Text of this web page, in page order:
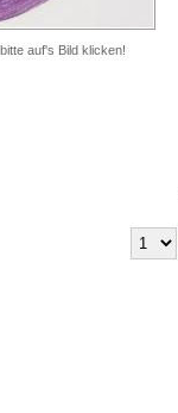
auf's Bild klicken!